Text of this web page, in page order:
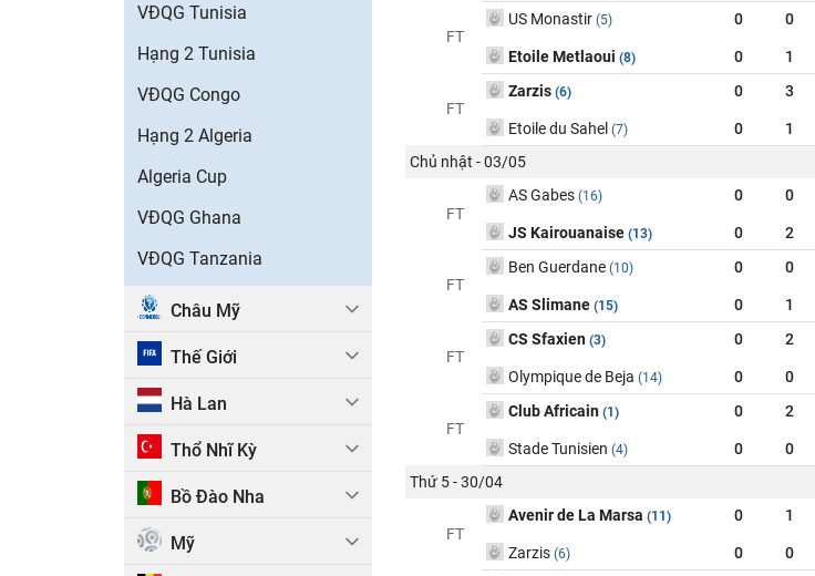
VĐQG Tunisia
Hạng 2 Tunisia
VĐQG Congo
Hạng 2 Algeria
Algeria Cup
VĐQG Ghana
VĐQG Tanzania
Châu Mỹ
Thế Giới
Hà Lan
Thổ Nhĩ Kỳ
Bồ Đào Nha
Mỹ
FT
US Monastir (5) 0 0
Etoile Metlaoui (8) 0 1
FT
Zarzis (6) 0 3
Etoile du Sahel (7) 0 1
Chủ nhật - 03/05
FT
AS Gabes (16) 0 0
JS Kairouanaise (13) 0 2
FT
Ben Guerdane (10) 0 0
AS Slimane (15) 0 1
FT
CS Sfaxien (3) 0 2
Olympique de Beja (14) 0 0
FT
Club Africain (1) 0 2
Stade Tunisien (4) 0 0
Thứ 5 - 30/04
FT
Avenir de La Marsa (11) 0 1
Zarzis (6) 0 0